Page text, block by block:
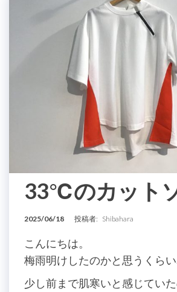
33℃のカット
2025/06/18 投稿者: Shibahara
こんにちは。
梅雨明けしたのかと思うくら
少し前まで肌寒いと感じてい